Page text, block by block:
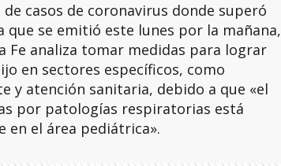
casos de coronavirus donde superó
que se emitió este lunes por la mañana,
Fe analiza tomar medidas para lograr
en sectores específicos, como
y atención sanitaria, debido a que «el
por patologías respiratorias está
en el área pediátrica».